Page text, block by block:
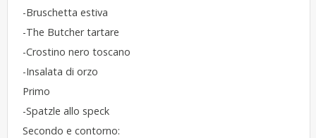
-Bruschetta estiva
-The Butcher tartare
-Crostino nero toscano
-Insalata di orzo
Primo
-Spatzle allo speck
Secondo e contorno: